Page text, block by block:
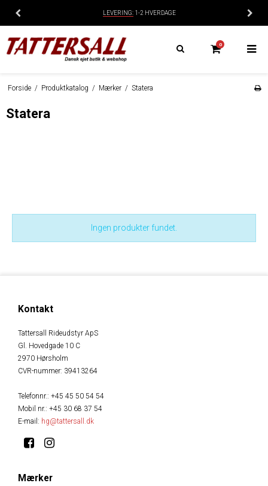
LEVERING: 1-2 HVERDAGE
0
Forside / Produktkatalog / Mærker / Statera
Statera
Ingen produkter fundet.
Kontakt
Tattersall Rideudstyr ApS
Gl. Hovedgade 10 C
2970 Hørsholm
CVR-nummer: 39413264
Telefonnr.: +45 45 50 54 54
Mobil nr.: +45 30 68 37 54
E-mail : hg@tattersall.dk
Mærker